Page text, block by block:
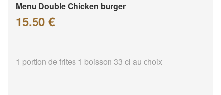
Menu Double Chicken burger
15.50 €
1 portion de frites 1 boisson 33 cl au choix